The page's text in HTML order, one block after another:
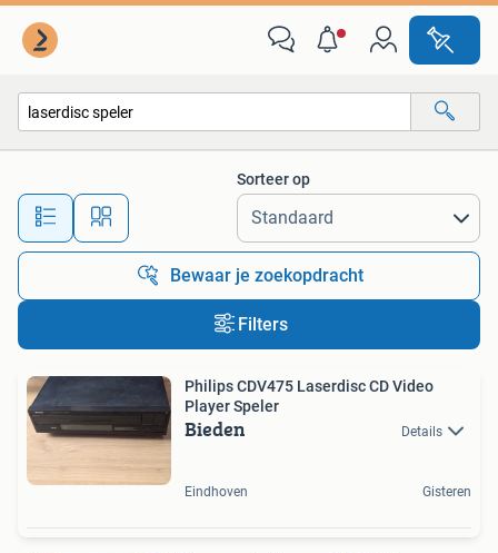
Alle afstanden…
Sorteer op
Bewaar je zoekopdracht
Filters
Philips CDV475 Laserdisc CD Video
Player Speler
Bieden Details
Eindhoven Gisteren